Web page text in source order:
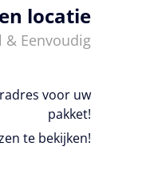
locatie
& Eenvoudig
voor uw
pakket!
te bekijken!